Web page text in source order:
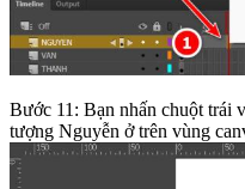
Bước 11: Bạn nhấn chuột trái
tượng Nguyễn ở trên vùng